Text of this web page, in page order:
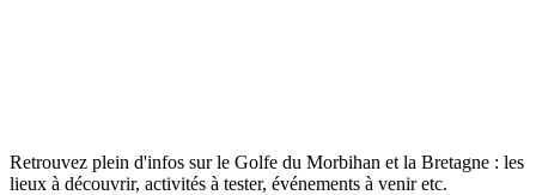
Retrouvez plein d'infos sur le Golfe du Morbihan et la Bretagne : les
lieux à découvrir, activités à tester, événements à venir etc.